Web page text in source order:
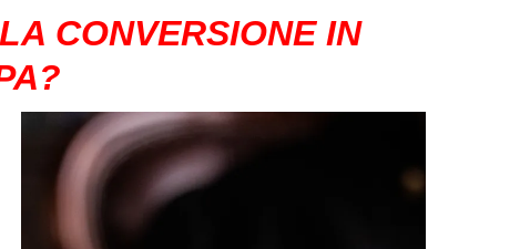
CONVERSIONE IN